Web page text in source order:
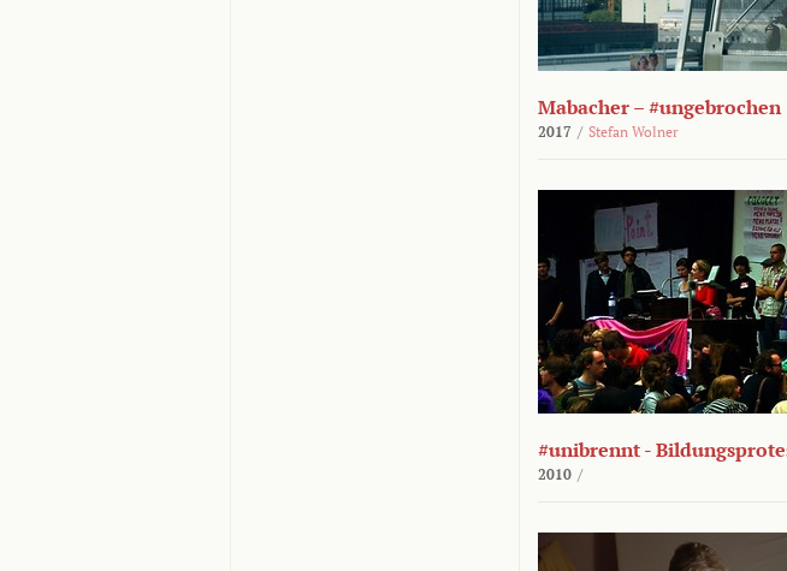
Mabacher – #ungebrochen
2017 / Stefan Wolner
#unibrennt -
2010 /